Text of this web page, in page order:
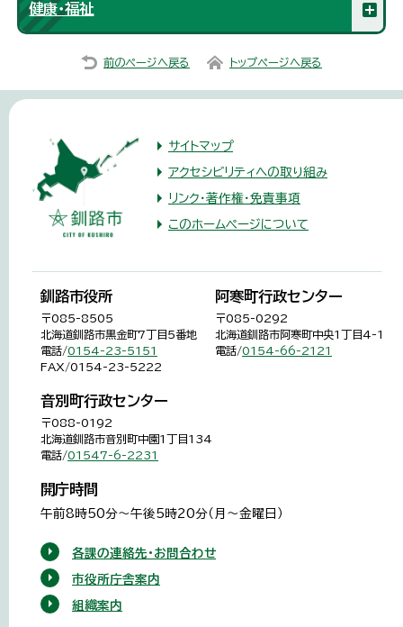
健康・福祉
前のページへ戻る トップページへ戻る
サイトマップ
アクセシビリティへの取り組み
リンク・著作権・免責事項
このホームページについて
釧路市役所
〒085-8505
北海道釧路市黒金町7丁目5番地
電話/0154-23-5151
FAX/0154-23-5222
阿寒町行政センター
〒085-0292
北海道釧路市阿寒町中央1丁目4-1
電話/0154-66-2121
音別町行政センター
〒088-0192
北海道釧路市音別町中園1丁目134
電話/01547-6-2231
開庁時間
午前8時50分～午後5時20分（月～金曜日）
各課の連絡先・お問合わせ
市役所庁舎案内
組織案内